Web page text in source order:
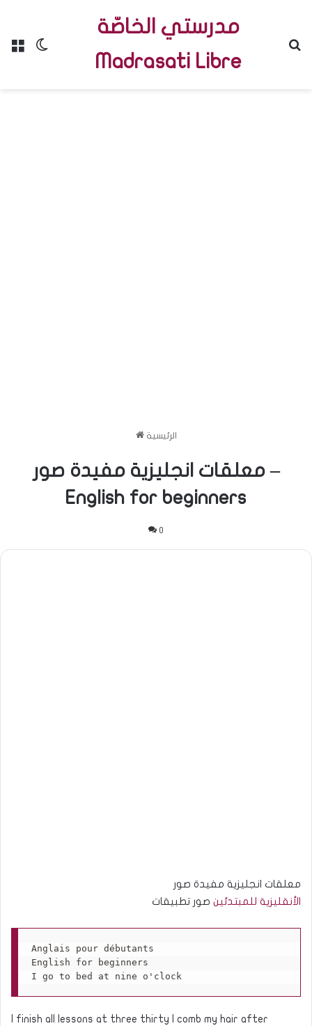
Menu
مدرستي الخاصّة
Madrasati Libre
الرئيسية
معلقات انجليزية مفيدة صور –
English for beginners
0
معلقات انجليزية مفيدة صور
الأنقليزية للمبتدئين صور تطبيقات
Anglais pour débutants
English for beginners
I go to bed at nine o'clock
I finish all lessons at three thirty I comb my hair after